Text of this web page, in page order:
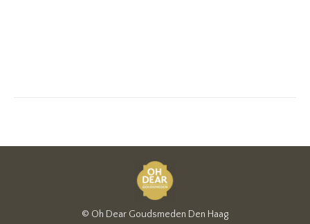
© Oh Dear Goudsmeden Den Haag